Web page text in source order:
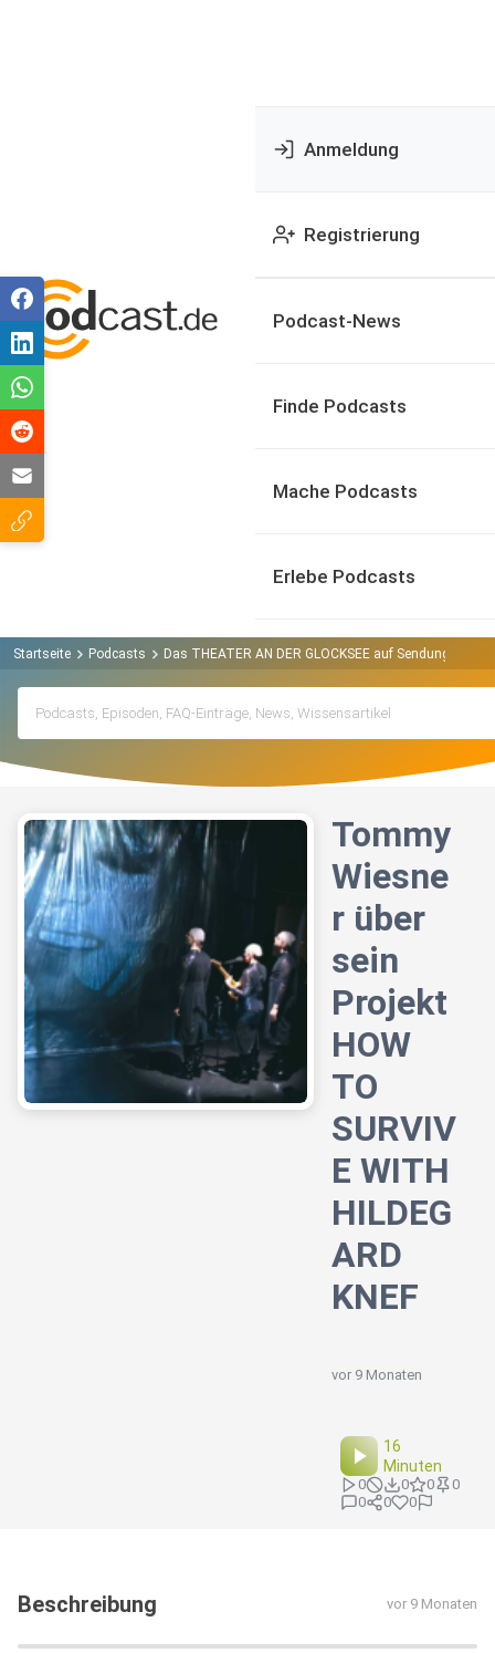
Anmeldung
Registrierung
Podcast-News
Finde Podcasts
Mache Podcasts
Erlebe Podcasts
Startseite Podcasts Das THEATER AN DER GLOCKSEE auf Sendung
Tommy
Wiesne
r über
sein
Projekt
HOW
TO
SURVIV
E WITH
HILDEG
ARD
KNEF
vor 9 Monaten
16
Minuten
0 0 0
0
0
0 0
Beschreibung vor 9 Monaten